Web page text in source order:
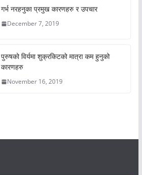
गर्भ नरहनुका प्रमुख कारणहरु र उपचार
December 7, 2019
पुरुषको विर्यमा शुक्रकिटको मात्रा कम हुनुको
कारणहरु
November 16, 2019